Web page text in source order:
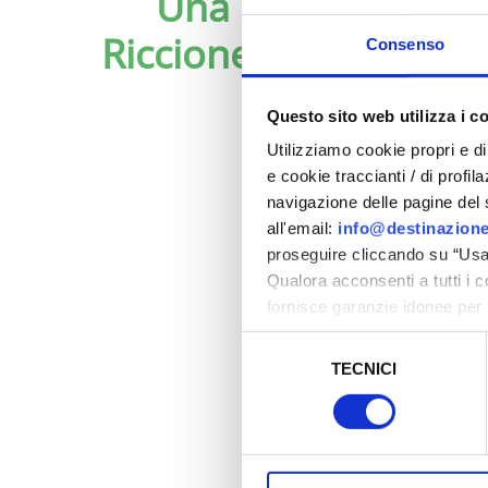
Consenso
Questo sito web utilizza i
Utilizziamo cookie propri e
e cookie traccianti / di
navigazione delle pagine
all'email:
proseguire cliccando su
Qualora acconsenti a tutti i
fornisce garanzie idonee
sicurezza a Tutela dei
TECNICI
Riccione a Portoverde